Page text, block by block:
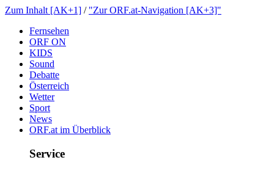
ZumInhalt[AK+1] / "ZurORF.at-Navigation[AK+3]"
Fernsehen
ORFON
KIDS
Sound
Debatte
Österreich
Wetter
Sport
News
ORF.atimÜberblick
Service